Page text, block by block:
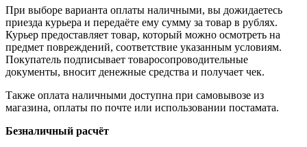
При выборе варианта оплаты наличными, вы дожидаетесь
приезда курьера и передаёте ему сумму за товар в рублях.
Курьер предоставляет товар, который можно осмотреть на
предмет повреждений, соответствие указанным условиям.
Покупатель подписывает товаросопроводительные
документы, вносит денежные средства и получает чек.
Также оплата наличными доступна при самовывозе из
магазина, оплаты по почте или использовании постамата.
Безналичный расчёт